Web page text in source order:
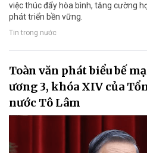
việc thúc đẩy hòa bình, tăng cường
phát triển bền vững.
Tin trong nước
Toàn văn phát biểu bế
ương 3, khóa XIV của
nước Tô Lâm